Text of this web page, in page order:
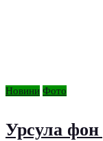
Новини Фото
Урсула фон